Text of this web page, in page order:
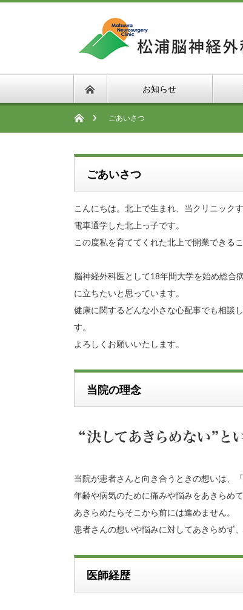
お知らせ
ごあいさつ
ごあいさつ
こんにちは。北上で生まれ、当クリニック
電車通学した北上っ子です。
この度私を育ててくれた北上で開業できる
脳神経外科医として18年間大学を始め総合
に立ちたいと思っています。
健康に関するどんな小さな心配事でも相談
す。
よろしくお願いいたします。
当院の理念
当院が患者さんと向き合うときの想いは、
年齢や病気のために痛みや悩みをあきらめ
あきらめたらそこから前には進めません。
患者さんの想いや悩みに対してあきらめず
医師経歴